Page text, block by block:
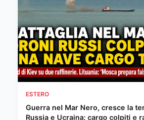
ESTERO
Guerra nel Mar Nero, cresce la
Russia e Ucraina: cargo colpiti e